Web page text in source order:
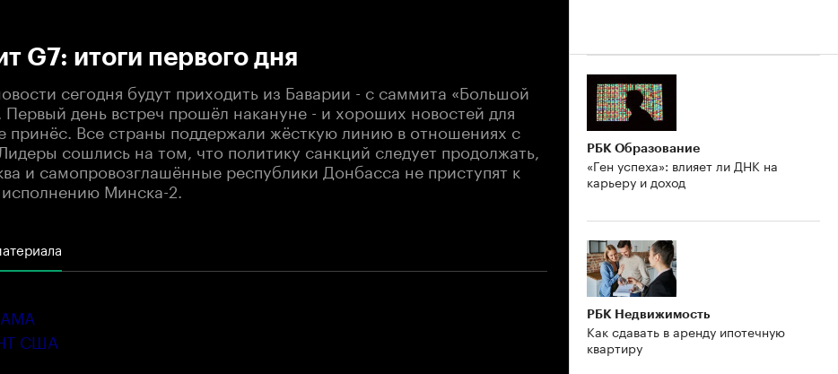
G7: итоги первого дня
сегодня будут приходить из Баварии - с саммита «Большой
Первый день встреч прошёл накануне - и хороших новостей для
принёс. Все страны поддержали жёсткую линию в отношениях с
сошлись на том, что политику санкций следует продолжать,
и самопровозглашённые республики Донбасса не приступят к
Минска-2.
США
РБК Образование
«Ген успеха»: влияет ли ДНК на
карьеру и доход
РБК Недвижимость
Как сдавать в аренду ипотечную
квартиру